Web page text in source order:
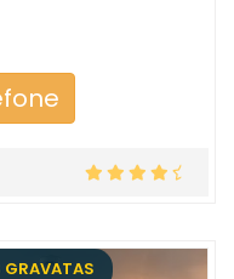
GRAVATAS